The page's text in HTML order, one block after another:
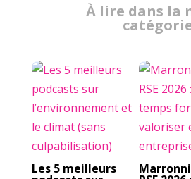
À lire dans la
Les 5 meilleurs